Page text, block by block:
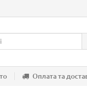
Оплата та